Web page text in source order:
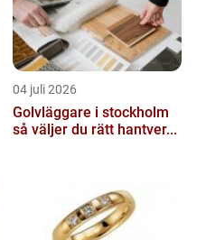
04 juli 2026
Golvläggare i stockholm
så väljer du rätt hantver...